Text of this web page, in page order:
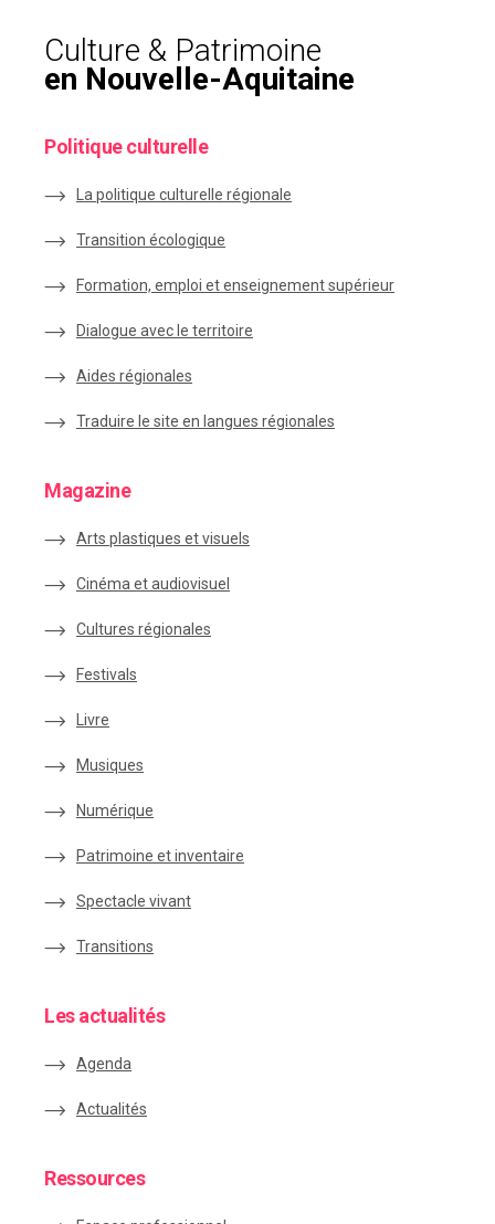
Culture & Patrimoine
en Nouvelle-Aquitaine
Politique culturelle
La politique culturelle régionale
Transition écologique
Formation, emploi et enseignement supérieur
Dialogue avec le territoire
Aides régionales
Traduire le site en langues régionales
Magazine
Arts plastiques et visuels
Cinéma et audiovisuel
Cultures régionales
Festivals
Livre
Musiques
Numérique
Patrimoine et inventaire
Spectacle vivant
Transitions
Les actualités
Agenda
Actualités
Ressources